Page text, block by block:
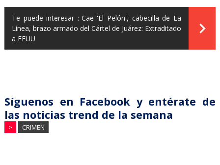
Te puede interesar : Cae 'El Pelón', cabecilla de La
Línea, brazo armado del Cártel de Juárez: Extraditado
a EEUU
Síguenos en Facebook y entérate de
las noticias trend de la semana
> CRIMEN